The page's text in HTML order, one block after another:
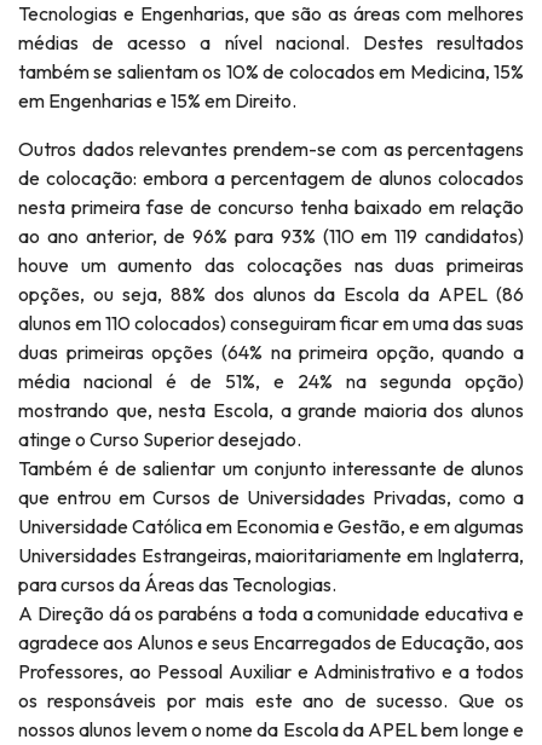
Tecnologias e Engenharias, que são as áreas com melhores
médias de acesso a nível nacional. Destes resultados
também se salientam os 10% de colocados em Medicina, 15%
em Engenharias e 15% em Direito.
Outros dados relevantes prendem-se com as percentagens
de colocação: embora a percentagem de alunos colocados
nesta primeira fase de concurso tenha baixado em relação
ao ano anterior, de 96% para 93% (110 em 119 candidatos)
houve um aumento das colocações nas duas primeiras
opções, ou seja, 88% dos alunos da Escola da APEL (86
alunos em 110 colocados) conseguiram ficar em uma das suas
duas primeiras opções (64% na primeira opção, quando a
média nacional é de 51%, e 24% na segunda opção)
mostrando que, nesta Escola, a grande maioria dos alunos
atinge o Curso Superior desejado.
Também é de salientar um conjunto interessante de alunos
que entrou em Cursos de Universidades Privadas, como a
Universidade Católica em Economia e Gestão, e em algumas
Universidades Estrangeiras, maioritariamente em Inglaterra,
para cursos da Áreas das Tecnologias.
A Direção dá os parabéns a toda a comunidade educativa e
agradece aos Alunos e seus Encarregados de Educação, aos
Professores, ao Pessoal Auxiliar e Administrativo e a todos
os responsáveis por mais este ano de sucesso. Que os
nossos alunos levem o nome da Escola da APEL bem longe e